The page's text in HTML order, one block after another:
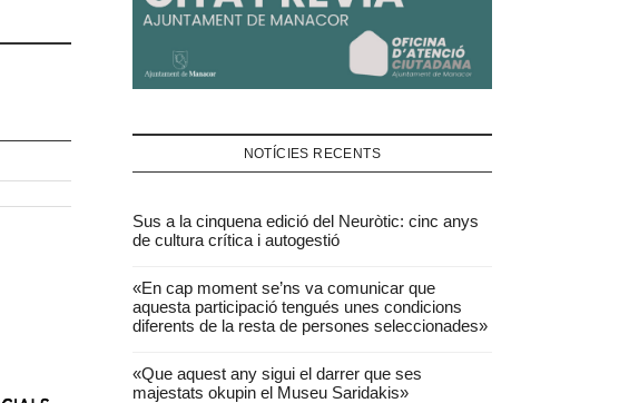
NOTÍCIES RECENTS
Sus a la cinquena edició del Neuròtic: cinc anys
de cultura crítica i autogestió
«En cap moment se’ns va comunicar que
aquesta participació tengués unes condicions
diferents de la resta de persones seleccionades»
«Que aquest any sigui el darrer que ses
majestats okupin el Museu Saridakis»